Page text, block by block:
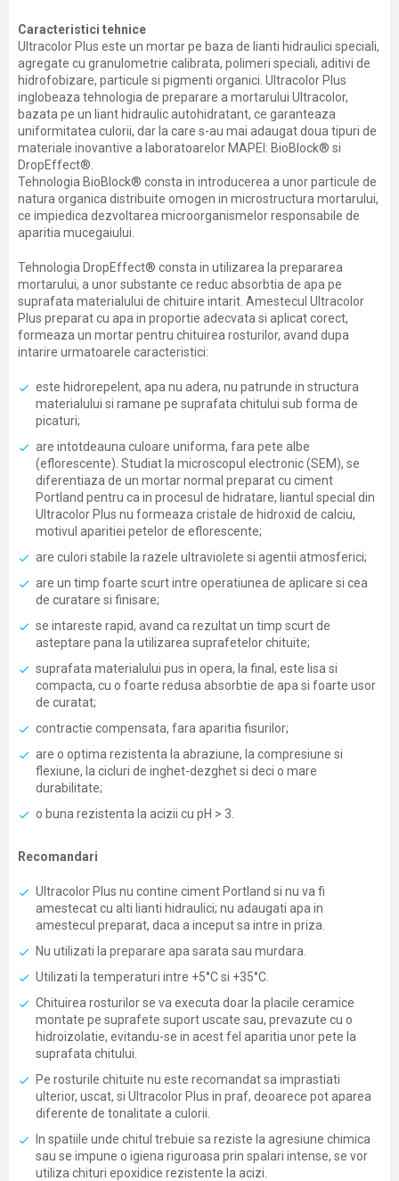
Caracteristici tehnice
Ultracolor Plus este un mortar pe baza de lianti hidraulici speciali,
agregate cu granulometrie calibrata, polimeri speciali, aditivi de
hidrofobizare, particule si pigmenti organici. Ultracolor Plus
inglobeaza tehnologia de preparare a mortarului Ultracolor,
bazata pe un liant hidraulic autohidratant, ce garanteaza
uniformitatea culorii, dar la care s-au mai adaugat doua tipuri de
materiale inovantive a laboratoarelor MAPEI: BioBlock® si
DropEffect®.
Tehnologia BioBlock® consta in introducerea a unor particule de
natura organica distribuite omogen in microstructura mortarului,
ce impiedica dezvoltarea microorganismelor responsabile de
aparitia mucegaiului.
Tehnologia DropEffect® consta in utilizarea la prepararea
mortarului, a unor substante ce reduc absorbtia de apa pe
suprafata materialului de chituire intarit. Amestecul Ultracolor
Plus preparat cu apa in proportie adecvata si aplicat corect,
formeaza un mortar pentru chituirea rosturilor, avand dupa
intarire urmatoarele caracteristici:
este hidrorepelent, apa nu adera, nu patrunde in structura
materialului si ramane pe suprafata chitului sub forma de
picaturi;
are intotdeauna culoare uniforma, fara pete albe
(eflorescente). Studiat la microscopul electronic (SEM), se
diferentiaza de un mortar normal preparat cu ciment
Portland pentru ca in procesul de hidratare, liantul special din
Ultracolor Plus nu formeaza cristale de hidroxid de calciu,
motivul aparitiei petelor de eflorescente;
are culori stabile la razele ultraviolete si agentii atmosferici;
are un timp foarte scurt intre operatiunea de aplicare si cea
de curatare si finisare;
se intareste rapid, avand ca rezultat un timp scurt de
asteptare pana la utilizarea suprafetelor chituite;
suprafata materialului pus in opera, la final, este lisa si
compacta, cu o foarte redusa absorbtie de apa si foarte usor
de curatat;
contractie compensata, fara aparitia fisurilor;
are o optima rezistenta la abraziune, la compresiune si
flexiune, la cicluri de inghet-dezghet si deci o mare
durabilitate;
o buna rezistenta la acizii cu pH > 3.
Recomandari
Ultracolor Plus nu contine ciment Portland si nu va fi
amestecat cu alti lianti hidraulici; nu adaugati apa in
amestecul preparat, daca a inceput sa intre in priza.
Nu utilizati la preparare apa sarata sau murdara.
Utilizati la temperaturi intre +5°C si +35°C.
Chituirea rosturilor se va executa doar la placile ceramice
montate pe suprafete suport uscate sau, prevazute cu o
hidroizolatie, evitandu-se in acest fel aparitia unor pete la
suprafata chitului.
Pe rosturile chituite nu este recomandat sa imprastiati
ulterior, uscat, si Ultracolor Plus in praf, deoarece pot aparea
diferente de tonalitate a culorii.
In spatiile unde chitul trebuie sa reziste la agresiune chimica
sau se impune o igiena riguroasa prin spalari intense, se vor
utiliza chituri epoxidice rezistente la acizi.